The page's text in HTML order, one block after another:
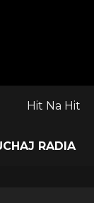
Hit Na Hit
RADIA